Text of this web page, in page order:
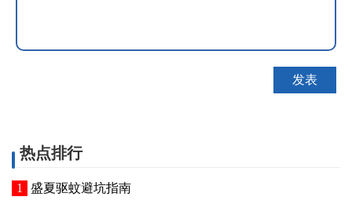
热点排行
盛夏驱蚊避坑指南